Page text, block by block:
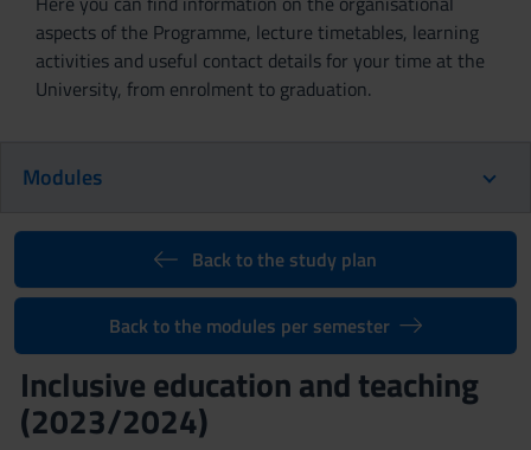
aspects of the Programme, lecture timetables, learning
activities and useful contact details for your time at the
University, from enrolment to graduation.
Modules
Back to the study plan
Back to the modules per semester
Inclusive education and teaching
(2023/2024)